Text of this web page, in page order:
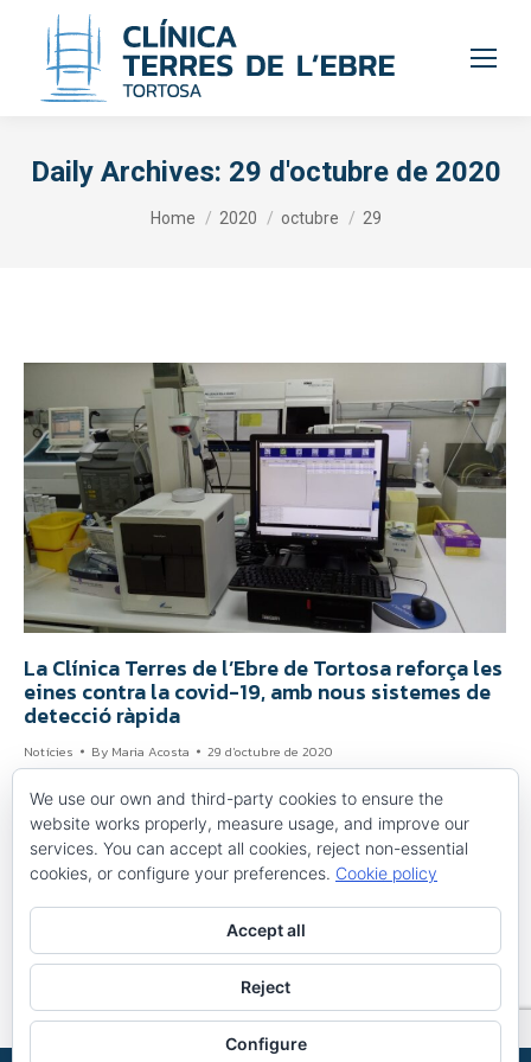
Daily Archives: 29 d'octubre de 2020
Home 2020 octubre 29
La Clínica Terres de l’Ebre de Tortosa reforça les
eines contra la covid-19, amb nous sistemes de
detecció ràpida
Notícies By Maria Acosta 29 d'octubre de 2020
Durant l’octubre, el centre sanitari públic de titularitat
municipal ha dut a terme més de 180 tests ràpids d’antígens,
que donen resultats en 15 minuts. La Clínica Terres de l’Ebre ha
incorporat durant les últimes setmanes la utilització de
proves diagnòstiques ràpides mitjançant els tests d’antígens,
que permeten obtindre resultats sobre covid-19 en un
We use our own and third-party cookies to ensure the
website works properly, measure usage, and improve our
services. You can accept all cookies, reject non-essential
cookies, or configure your preferences. Cookie policy
Accept all
Reject
Configure